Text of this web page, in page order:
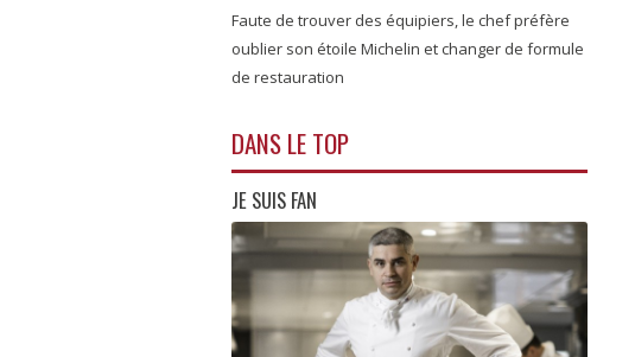
Faute de trouver des équipiers, le chef préfère
oublier son étoile Michelin et changer de formule
de restauration
DANS LE TOP
JE SUIS FAN